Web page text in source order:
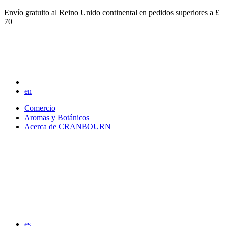
Envío gratuito al Reino Unido continental en pedidos superiores a £
70
en
Comercio
Aromas y Botánicos
Acerca de CRANBOURN
es